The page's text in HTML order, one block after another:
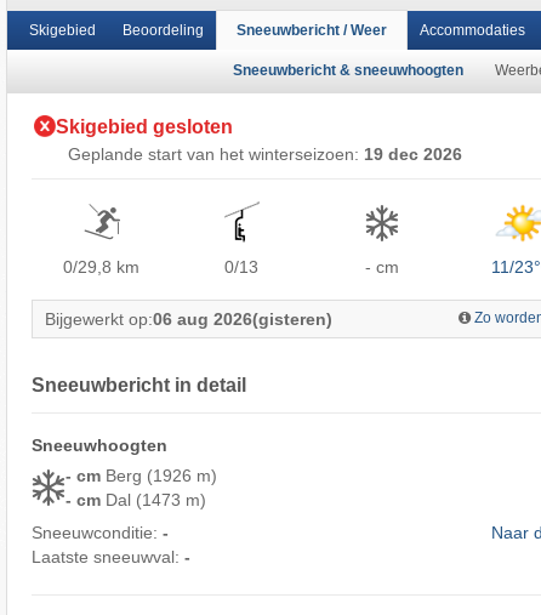
Skigebied Beoordeling Sneeuwbericht / Weer
Sneeuwbericht & sneeuwhoogten
Accommodaties
Skigebied gesloten
Geplande start van het winterseizoen: 19 dec 2026
0/29,8 km 0/13 - cm 11/
Bijgewerkt op:06 aug 2026(gisteren) Zo
Sneeuwbericht in detail
Sneeuwhoogten
- cm Berg (1926 m)
- cm Dal (1473 m)
Sneeuwconditie: -
Laatste sneeuwval: -
Naar